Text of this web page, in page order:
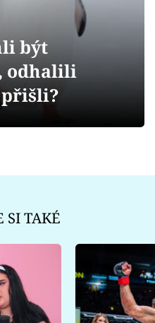
být
odhalili
přišli?
SI TAKÉ